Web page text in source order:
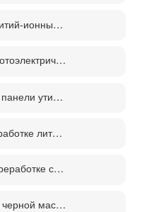
Предприятие по переработке литий-ионных аккумуляторов
Как переработать солнечные фотоэлектрические панели？
Солнечные фотоэлектрические панели утилизации машина цена
Комплексное решение по переработке литиевых батарей
Производственная линия по переработке солнечных панелей PV
Машина процесса переработки черной массы батареи